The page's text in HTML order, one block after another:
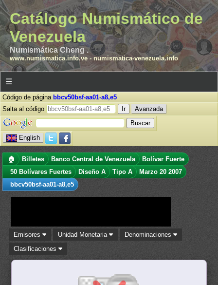
Catálogo Numismático de
Venezuela
Numismática Cheng .
www.numismatica.info.ve- numismatica-venezuela.info
☰
Código de página bbcv50bsf-aa01-a8,e5
Salta al código
Avanzada
English
🏠 Billetes Banco Central de Venezuela
Bolívar Fuerte
50 Bolívares Fuertes
Diseño A Tipo A
Marzo 20 2007
bbcv50bsf-aa01-a8,e5
Emisores Unidad Monetaria
Denominaciones
Clasificaciones